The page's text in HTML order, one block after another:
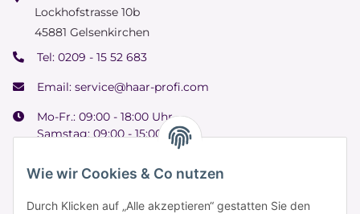
Wie wir Cookies & Co nutzen
Durch Klicken auf „Alle akzeptieren“ gestatten Sie den
Lockhofstrasse 10b
45881 Gelsenkirchen
Tel: 0209 - 15 52 683
Email: service@haar-profi.com
Mo-Fr.: 09:00 - 18:00 Uhr
Samstag: 09:00 - 15:00 Uhr